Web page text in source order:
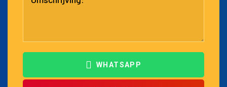
WHATSAPP